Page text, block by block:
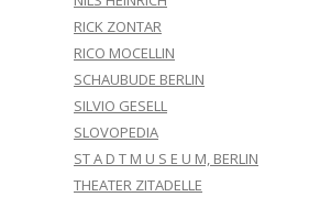
RICK ZONTAR
RICO MOCELLIN
SCHAUBUDE BERLIN
SILVIO GESELL
SLOVOPEDIA
ST A D T M U S E U M, BERLIN
THEATER ZITADELLE